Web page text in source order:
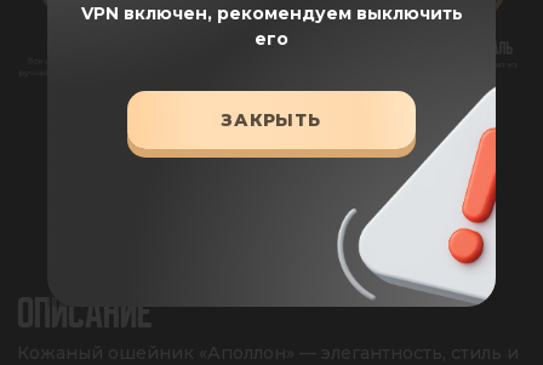
ХАРАКТЕРИСТИКИ
ОПИСАНИЕ
Кожаный ошейник «Аполлон» — элегантность, стиль и
VPN включен, рекомендуем выключить
его
ЗАКРЫТЬ